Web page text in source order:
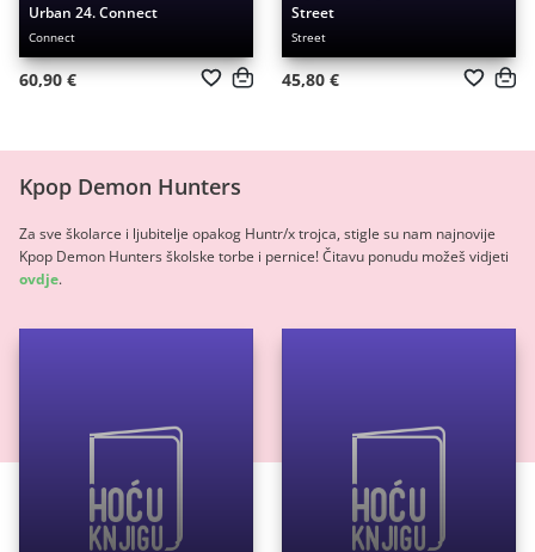
Urban 24. Connect
Connect
60,90 €
Street
Street
45,80 €
Kpop Demon Hunters
Za sve školarce i ljubitelje opakog Huntr/x trojca, stigle su nam najnovije
Kpop Demon Hunters školske torbe i pernice! Čitavu ponudu možeš vidjeti
ovdje.